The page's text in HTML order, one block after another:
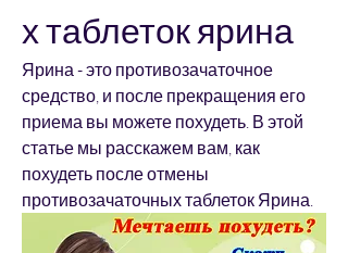
х таблеток ярина
Ярина - это противозачаточное
средство, и после прекращения его
приема вы можете похудеть. В этой
статье мы расскажем вам, как
похудеть после отмены
противозачаточных таблеток Ярина.